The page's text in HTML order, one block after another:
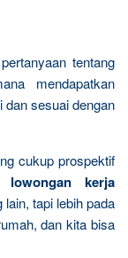
tentang
mendapatkan
dan sesuai dengan
cukup prospektif
lowongan kerja
tapi lebih pada
dan kita bisa